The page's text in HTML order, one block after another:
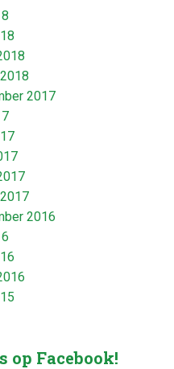
2017
2016
op Facebook!